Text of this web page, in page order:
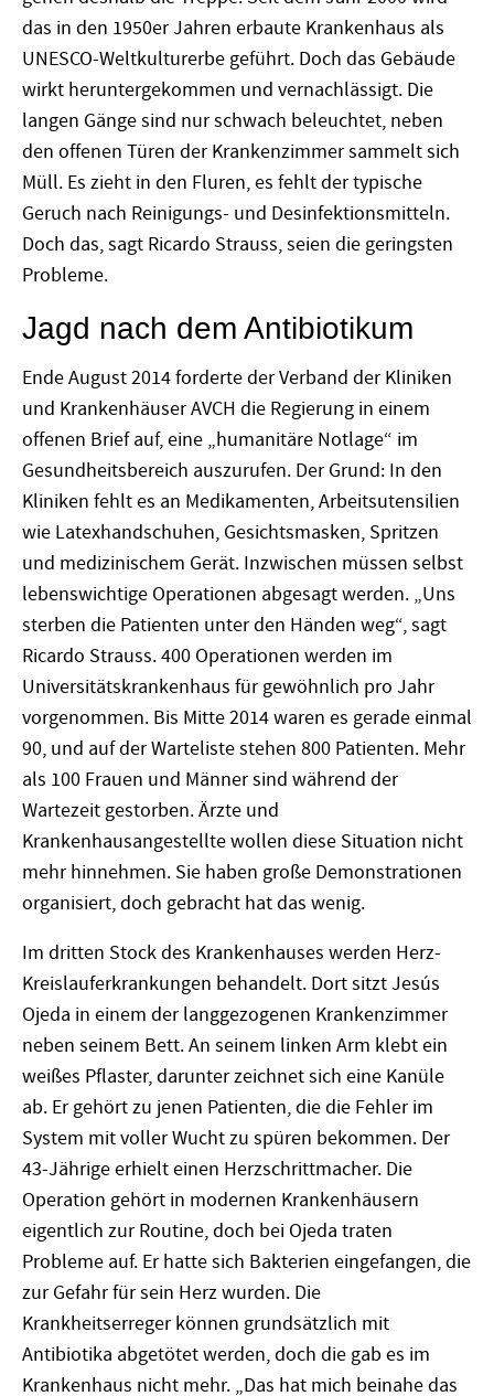
das in den 1950er Jahren erbaute Krankenhaus als
UNESCO-Weltkulturerbe geführt. Doch das Gebäude
wirkt heruntergekommen und vernachlässigt. Die
langen Gänge sind nur schwach beleuchtet, neben
den offenen Türen der Krankenzimmer sammelt sich
Müll. Es zieht in den Fluren, es fehlt der typische
Geruch nach Reinigungs- und Desinfektionsmitteln.
Doch das, sagt Ricardo Strauss, seien die geringsten
Probleme.
Jagd nach dem Antibiotikum
Ende August 2014 forderte der Verband der Kliniken
und Krankenhäuser AVCH die Regierung in einem
offenen Brief auf, eine „humanitäre Notlage“ im
Gesundheitsbereich auszurufen. Der Grund: In den
Kliniken fehlt es an Medikamenten, Arbeitsutensilien
wie Latexhandschuhen, Gesichtsmasken, Spritzen
und medizinischem Gerät. Inzwischen müssen selbst
lebenswichtige Operationen abgesagt werden. „Uns
sterben die Patienten unter den Händen weg“, sagt
Ricardo Strauss. 400 Operationen werden im
Universitätskrankenhaus für gewöhnlich pro Jahr
vorgenommen. Bis Mitte 2014 waren es gerade einmal
90, und auf der Warteliste stehen 800 Patienten. Mehr
als 100 Frauen und Männer sind während der
Wartezeit gestorben. Ärzte und
Krankenhausangestellte wollen diese Situation nicht
mehr hinnehmen. Sie haben große Demonstrationen
organisiert, doch gebracht hat das wenig.
Im dritten Stock des Krankenhauses werden Herz-
Kreislauferkrankungen behandelt. Dort sitzt Jesús
Ojeda in einem der langgezogenen Krankenzimmer
neben seinem Bett. An seinem linken Arm klebt ein
weißes Pflaster, darunter zeichnet sich eine Kanüle
ab. Er gehört zu jenen Patienten, die die Fehler im
System mit voller Wucht zu spüren bekommen. Der
43-Jährige erhielt einen Herzschrittmacher. Die
Operation gehört in modernen Krankenhäusern
eigentlich zur Routine, doch bei Ojeda traten
Probleme auf. Er hatte sich Bakterien eingefangen, die
zur Gefahr für sein Herz wurden. Die
Krankheitserreger können grundsätzlich mit
Antibiotika abgetötet werden, doch die gab es im
Krankenhaus nicht mehr. „Das hat mich beinahe das